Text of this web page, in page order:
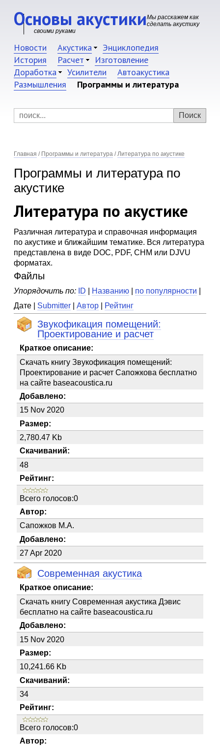
Основы акустикиМы расскажем как
сделать акустику
своими руками
Новости Акустика
Энциклопедия
История
Расчет
Изготовление
Доработка
Усилители
Автоакустика
Размышления
Программы и литература
Главная / Программы и литература / Литература по акустике
Программы и литература по
акустике
Литература по акустике
Различная литература и справочная информация
по акустике и ближайшим тематике. Вся литература
представлена в виде DOC, PDF, CHM или DJVU
форматах.
Файлы
Упорядочить по: ID Названию по популярности
Дате | Submitter Автор Рейтинг
Звукофикация помещений:
Проектирование и расчет
Краткое описание:
Скачать книгу Звукофикация помещений:
Проектирование и расчет Сапожкова бесплатно
на сайте baseacoustica.ru
Добавлено:
15 Nov 2020
Размер:
2,780.47 Kb
Скачиваний:
48
Рейтинг:
Всего голосов:0
Автор:
Сапожков М.А.
Добавлено:
27 Apr 2020
Современная акустика
Краткое описание:
Скачать книгу Современная акустика Дэвис
бесплатно на сайте baseacoustica.ru
Добавлено:
15 Nov 2020
Размер:
10,241.66 Kb
Скачиваний:
34
Рейтинг:
Всего голосов:0
Автор: